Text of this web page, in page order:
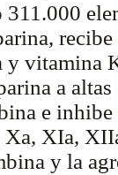
y vitamina
a
e
XIa,
y la